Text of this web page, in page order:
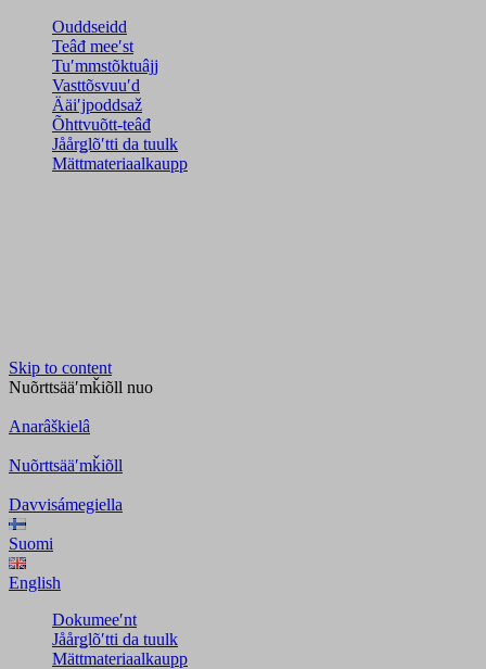
Ouddseidd
Teâđ meeʹst
Tuʹmmstõktuâjj
Vasttõsvuuʹd
Ääiʹjpoddsaž
Õhttvuõtt-teâđ
Jåårǥlõʹtti da tuulk
Mättmateriaalkaupp
Skip to content
Nuõrttsääʹmǩiõll nuo
Anarâškielâ
Nuõrttsääʹmǩiõll
Davvisámegiella
Suomi
English
Dokumeeʹnt
Jåårǥlõʹtti da tuulk
Mättmateriaalkaupp